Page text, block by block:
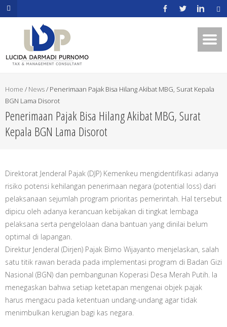
.mapouter{position:relative;text-
Home / News/ Penerimaan Pajak Bisa Hilang Akibat MBG, Surat Kepala
BGN Lama Disorot
Penerimaan Pajak Bisa Hilang Akibat MBG, Surat
Kepala BGN Lama Disorot
Direktorat Jenderal Pajak (DJP) Kemenkeu mengidentifikasi adanya
risiko potensi kehilangan penerimaan negara (potential loss) dari
pelaksanaan sejumlah program prioritas pemerintah. Hal tersebut
dipicu oleh adanya kerancuan kebijakan di tingkat lembaga
pelaksana serta pengelolaan dana bantuan yang dinilai belum
optimal di lapangan.
Direktur Jenderal (Dirjen) Pajak Bimo Wijayanto menjelaskan, salah
satu titik rawan berada pada implementasi program di Badan Gizi
Nasional (BGN) dan pembangunan Koperasi Desa Merah Putih. Ia
menegaskan bahwa setiap ketetapan mengenai objek pajak
harus mengacu pada ketentuan undang-undang agar tidak
menimbulkan kerugian bagi kas negara.